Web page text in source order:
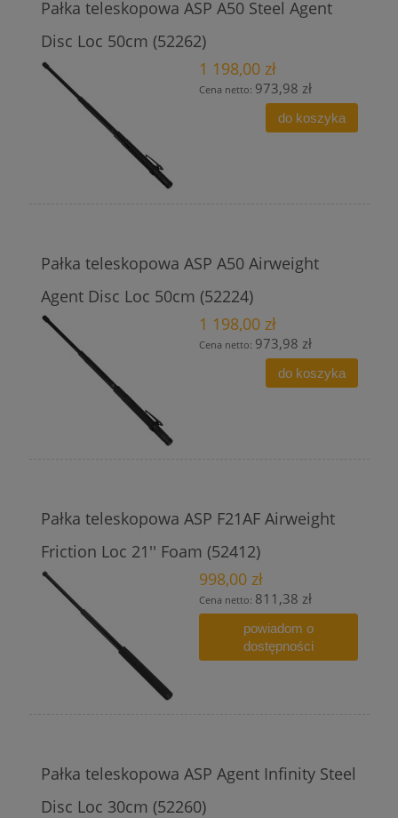
Pałka teleskopowa ASP A50 Steel Agent
Disc Loc 50cm (52262)
1 198,00 zł
Cena netto: 973,98 zł
do koszyka
Pałka teleskopowa ASP A50 Airweight
Agent Disc Loc 50cm (52224)
1 198,00 zł
Cena netto: 973,98 zł
do koszyka
Pałka teleskopowa ASP F21AF Airweight
Friction Loc 21'' Foam (52412)
998,00 zł
Cena netto: 811,38 zł
powiadom o
dostępności
Pałka teleskopowa ASP Agent Infinity Steel
Disc Loc 30cm (52260)